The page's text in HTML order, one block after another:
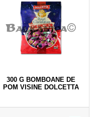
300 G BOMBOANE DE
POM VISINE DOLCETTA